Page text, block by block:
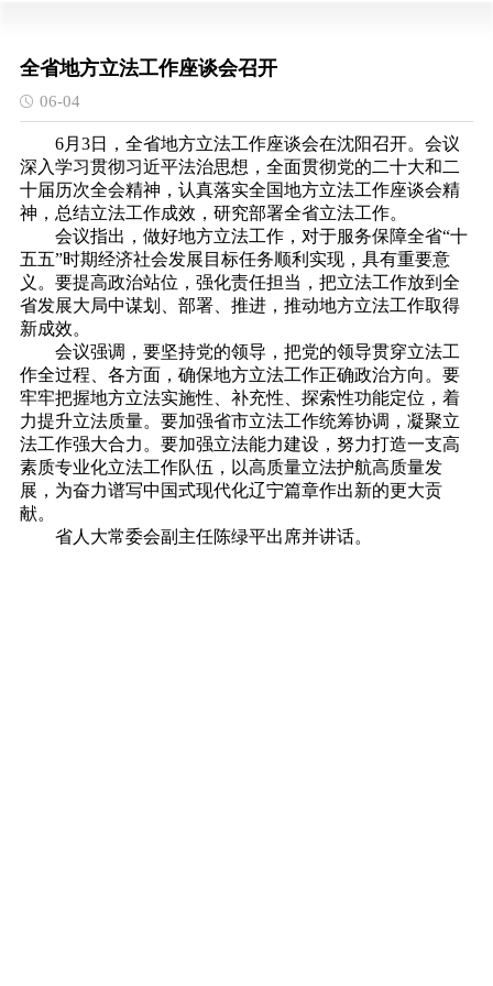
全省地方立法工作座谈会召开
06-04
6月3日，全省地方立法工作座谈会在沈阳召开。会议
深入学习贯彻习近平法治思想，全面贯彻党的二十大和二
十届历次全会精神，认真落实全国地方立法工作座谈会精
神，总结立法工作成效，研究部署全省立法工作。
会议指出，做好地方立法工作，对于服务保障全省“十
五五”时期经济社会发展目标任务顺利实现，具有重要意
义。要提高政治站位，强化责任担当，把立法工作放到全
省发展大局中谋划、部署、推进，推动地方立法工作取得
新成效。
会议强调，要坚持党的领导，把党的领导贯穿立法工
作全过程、各方面，确保地方立法工作正确政治方向。要
牢牢把握地方立法实施性、补充性、探索性功能定位，着
力提升立法质量。要加强省市立法工作统筹协调，凝聚立
法工作强大合力。要加强立法能力建设，努力打造一支高
素质专业化立法工作队伍，以高质量立法护航高质量发
展，为奋力谱写中国式现代化辽宁篇章作出新的更大贡
献。
省人大常委会副主任陈绿平出席并讲话。